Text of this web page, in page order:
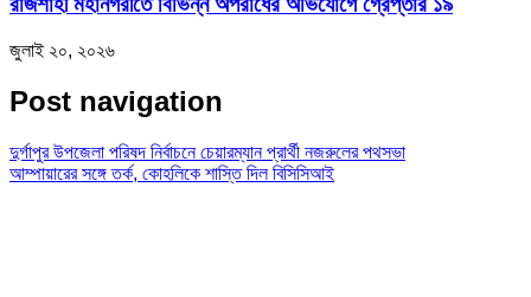
জুলাই ২০, ২০২৬
Post navigation
দুর্গাপুর উপজেলা পরিষদ নির্বাচনে চেয়ারম্যান প্রার্থী নজরুলের পথসভা
আম্পায়ারের সঙ্গে তর্ক, কোহলিকে শাস্তি দিল বিসিসিআই